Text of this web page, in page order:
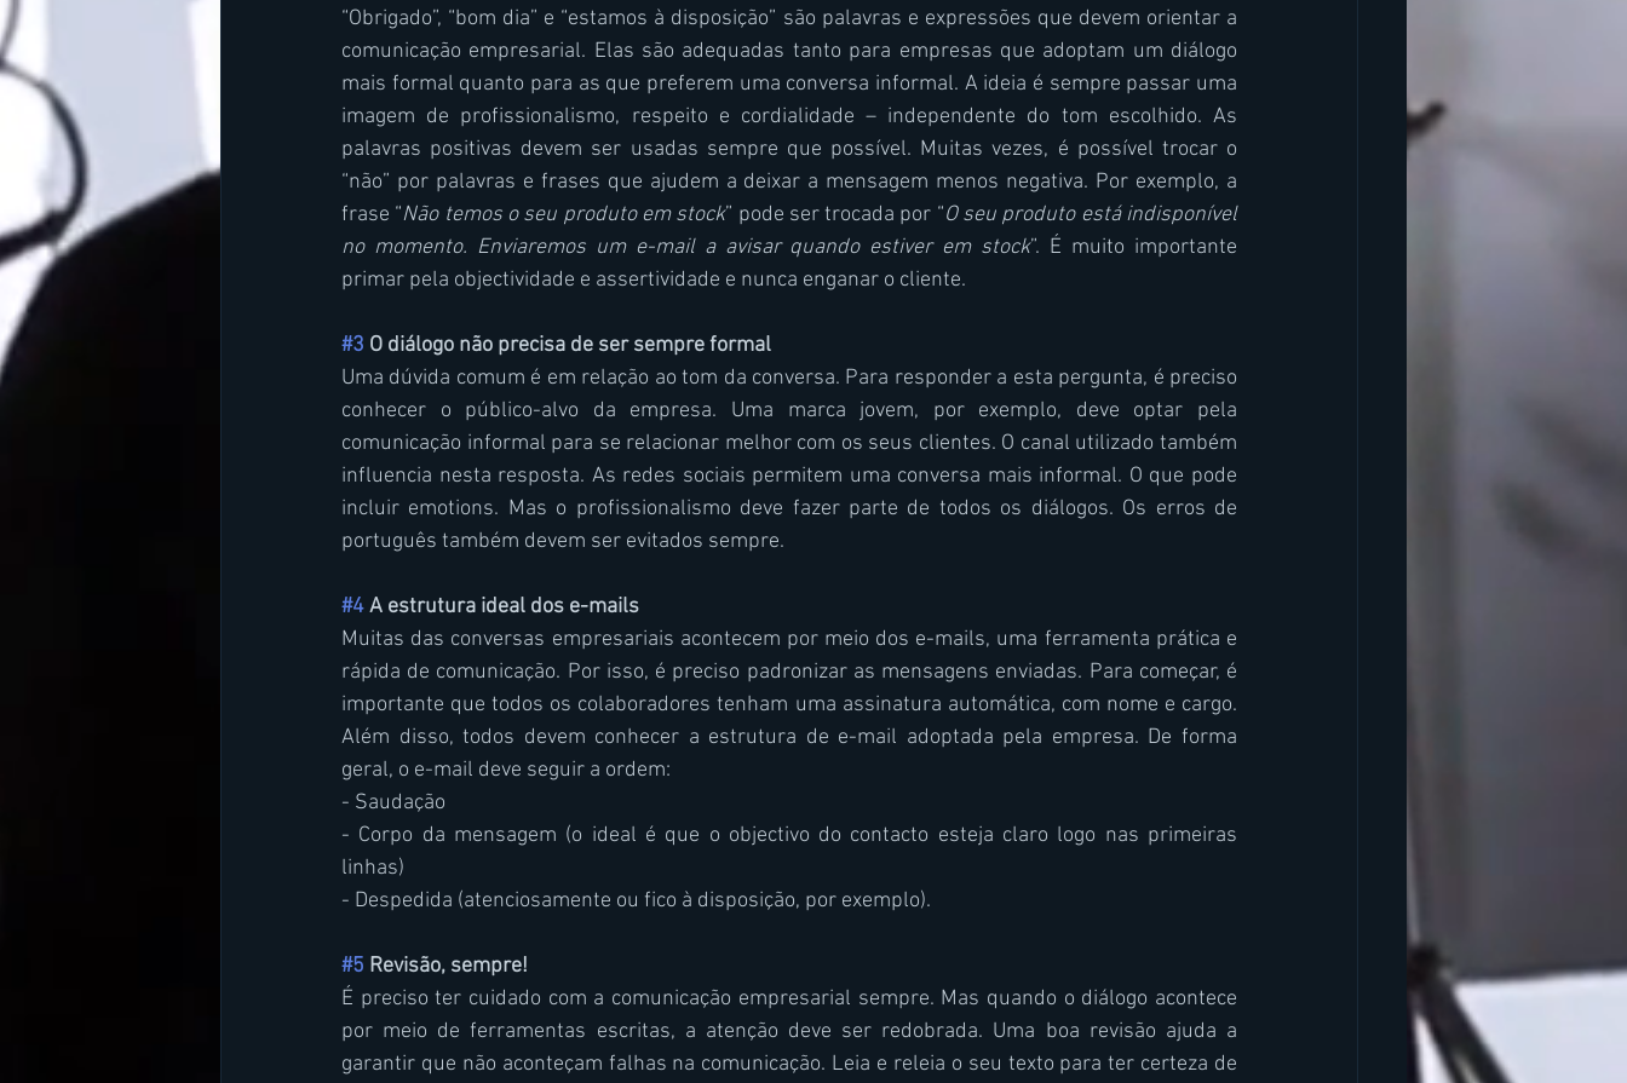
“Obrigado”, “bom dia” e “estamos à disposição” são palavras e expressões que devem orientar a
comunicação empresarial. Elas são adequadas tanto para empresas que adoptam um diálogo
mais formal quanto para as que preferem uma conversa informal. A ideia é sempre passar uma
imagem de profissionalismo, respeito e cordialidade – independente do tom escolhido. As
palavras positivas devem ser usadas sempre que possível. Muitas vezes, é possível trocar o
“não” por palavras e frases que ajudem a deixar a mensagem menos negativa. Por exemplo, a
frase “Não temos o seu produto em stock” pode ser trocada por “O seu produto está indisponível
no momento. Enviaremos um e-mail a avisar quando estiver em stock”. É muito importante
primar pela objectividade e assertividade e nunca enganar o cliente.
#3 O diálogo não precisa de ser sempre formal
Uma dúvida comum é em relação ao tom da conversa. Para responder a esta pergunta, é preciso
conhecer o público-alvo da empresa. Uma marca jovem, por exemplo, deve optar pela
comunicação informal para se relacionar melhor com os seus clientes. O canal utilizado também
influencia nesta resposta. As redes sociais permitem uma conversa mais informal. O que pode
incluir emotions. Mas o profissionalismo deve fazer parte de todos os diálogos. Os erros de
português também devem ser evitados sempre.
#4 A estrutura ideal dos e-mails
Muitas das conversas empresariais acontecem por meio dos e-mails, uma ferramenta prática e
rápida de comunicação. Por isso, é preciso padronizar as mensagens enviadas. Para começar, é
importante que todos os colaboradores tenham uma assinatura automática, com nome e cargo.
Além disso, todos devem conhecer a estrutura de e-mail adoptada pela empresa. De forma
geral, o e-mail deve seguir a ordem:
- Saudação
- Corpo da mensagem (o ideal é que o objectivo do contacto esteja claro logo nas primeiras
linhas)
- Despedida (atenciosamente ou fico à disposição, por exemplo).
#5 Revisão, sempre!
É preciso ter cuidado com a comunicação empresarial sempre. Mas quando o diálogo acontece
por meio de ferramentas escritas, a atenção deve ser redobrada. Uma boa revisão ajuda a
garantir que não aconteçam falhas na comunicação. Leia e releia o seu texto para ter certeza de